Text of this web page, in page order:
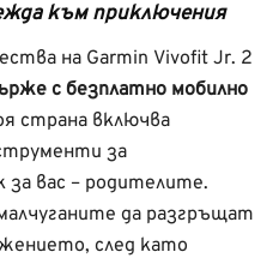
към приключения
на Garmin Vivofit Jr. 2
с безплатно мобилно
страна включва
за
за вас – родителите.
да разгръщат
след като